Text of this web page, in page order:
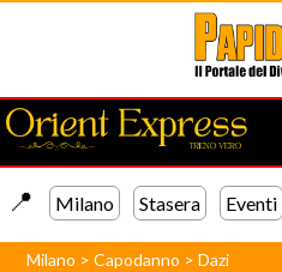
📍️ Milano Stasera Eventi
Milano >Capodanno >Dazi